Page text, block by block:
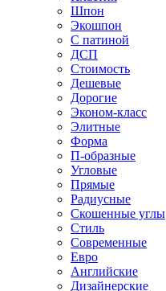
Шпон
Экошпон
С патиной
ДСП
Стоимость
Дешевые
Дорогие
Эконом-класс
Элитные
Форма
П-образные
Угловые
Прямые
Радиусные
Скошенные углы
Стиль
Современные
Евро
Английские
Дизайнерские